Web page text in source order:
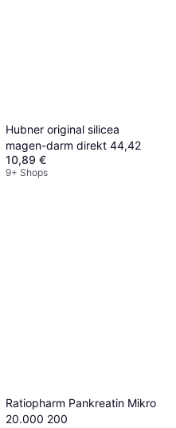
Hubner original silicea
magen-darm direkt 44,42
10,89 €
9+ Shops
Ratiopharm Pankreatin Mikro
20.000 200